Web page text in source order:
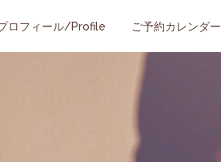
ロフィール/Profile ご予約カレンダー